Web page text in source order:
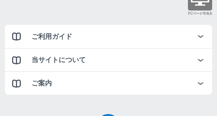
ご利用ガイド
当サイトについて
ご案内